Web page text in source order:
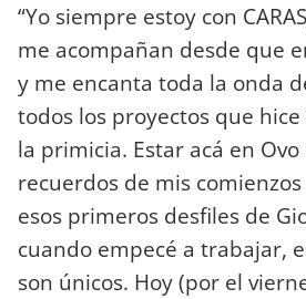
“Yo siempre estoy con
me acompañan desde que
y me encanta toda la onda
todos los proyectos que
la primicia. Estar acá en
recuerdos de mis
esos primeros desfiles de
cuando empecé a trabajar,
son únicos. Hoy (por el